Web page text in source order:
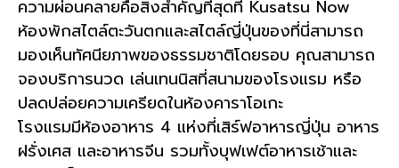
ความผ่อนคลายคือสิ่งสำคัญที่สุดที่ Kusatsu Now
ห้องพักสไตล์ตะวันตกและสไตล์ญี่ปุ่นของที่นี่สามารถ
มองเห็นทัศนียภาพของธรรมชาติโดยรอบ คุณสามารถ
จองบริการนวด เล่นเทนนิสที่สนามของโรงแรม หรือ
ปลดปล่อยความเครียดในห้องคาราโอเกะ
โรงแรมมีห้องอาหาร 4 แห่งที่เสิร์ฟอาหารญี่ปุ่น อาหาร
ฝรั่งเศส และอาหารจีน รวมทั้งบุฟเฟต์อาหารเช้าและ